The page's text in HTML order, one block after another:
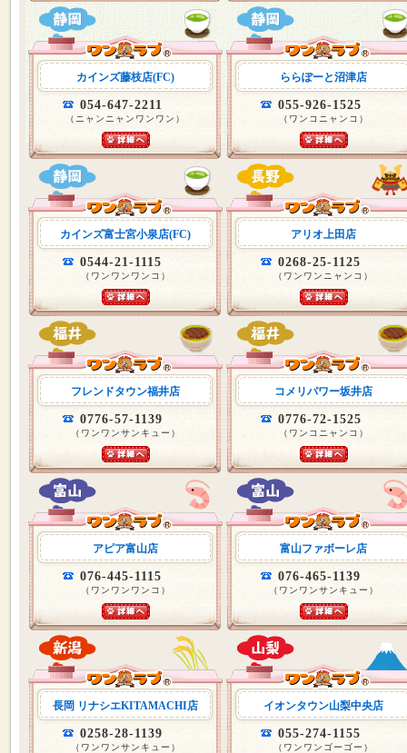
カインズ藤枝店(FC)
054-647-2211
（ニャンニャンワンワン）
ららぽーと沼津店
055-926-1525
（ワンコニャンコ）
カインズ富士宮小泉店(FC)
0544-21-1115
（ワンワンワンコ）
アリオ上田店
0268-25-1125
（ワンワンニャンコ）
フレンドタウン福井店
0776-57-1139
（ワンワンサンキュー）
コメリパワー坂井店
0776-72-1525
（ワンコニャンコ）
アピア富山店
076-445-1115
（ワンワンワンコ）
富山ファボーレ店
076-465-1139
（ワンワンサンキュー）
長岡 リナシエKITAMACHI店
0258-28-1139
（ワンワンサンキュー）
イオンタウン山梨中央店
055-274-1155
（ワンワンゴーゴー）